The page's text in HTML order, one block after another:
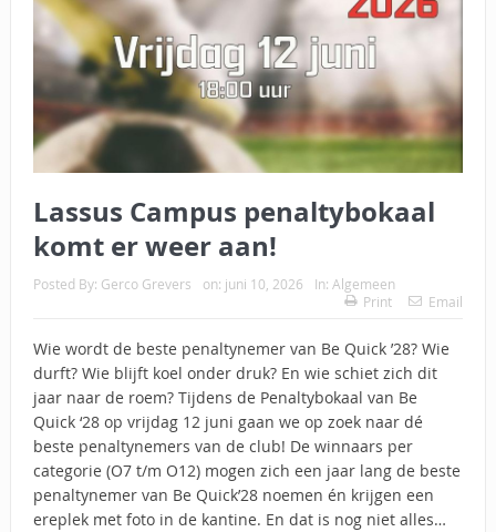
Lassus Campus penaltybokaal
komt er weer aan!
Posted By: Gerco Grevers on: juni 10, 2026 In: Algemeen
Print
Email
Wie wordt de beste penaltynemer van Be Quick ’28? Wie
durft? Wie blijft koel onder druk? En wie schiet zich dit
jaar naar de roem? Tijdens de Penaltybokaal van Be
Quick ‘28 op vrijdag 12 juni gaan we op zoek naar dé
beste penaltynemers van de club! De winnaars per
categorie (O7 t/m O12) mogen zich een jaar lang de beste
penaltynemer van Be Quick’28 noemen én krijgen een
ereplek met foto in de kantine. En dat is nog niet alles…